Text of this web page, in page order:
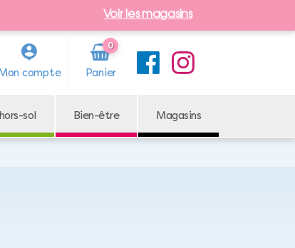
Voir les magasins
compte
0
Arti
cle
sol Bien-être Magasins